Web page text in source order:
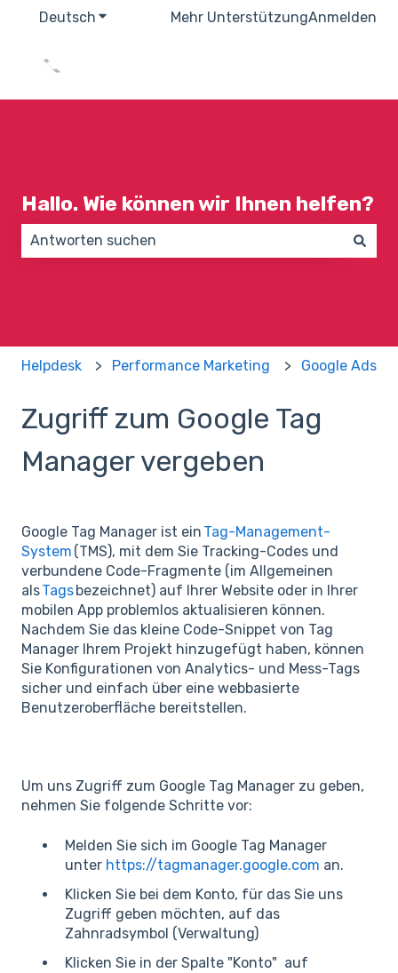
Deutsch Untermenü für Übersetzungen anzeigen
Mehr UnterstützungAnmelden
Hallo. Wie können wir Ihnen helfen?
Helpdesk Performance Marketing Google Ads
Zugriff zum Google Tag
Manager vergeben
Google Tag Manager ist ein Tag-Management-
System (TMS), mit dem Sie Tracking-Codes und
verbundene Code-Fragmente (im Allgemeinen
alsTagsbezeichnet) auf Ihrer Website oder in Ihrer
mobilen App problemlos aktualisieren können.
Nachdem Sie das kleine Code-Snippet von Tag
Manager Ihrem Projekt hinzugefügt haben, können
Sie Konfigurationen von Analytics- und Mess-Tags
sicher und einfach über eine webbasierte
Benutzeroberfläche bereitstellen.
Um uns Zugriff zum Google Tag Manager zu geben,
nehmen Sie folgende Schritte vor:
Melden Sie sich im Google Tag Manager
unter https://tagmanager.google.com an.
Klicken Sie bei dem Konto, für das Sie uns
Zugriff geben möchten, auf das
Zahnradsymbol (Verwaltung)
Klicken Sie in der Spalte "Konto" auf